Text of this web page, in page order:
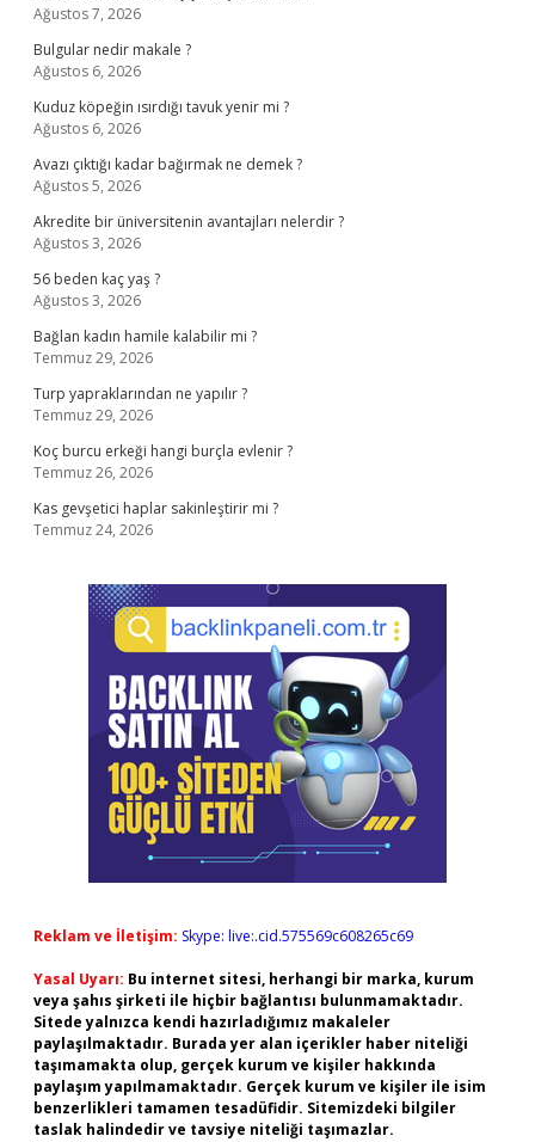
Ağustos 7, 2026
Bulgular nedir makale ?
Ağustos 6, 2026
Kuduz köpeğin ısırdığı tavuk yenir mi ?
Ağustos 6, 2026
Avazı çıktığı kadar bağırmak ne demek ?
Ağustos 5, 2026
Akredite bir üniversitenin avantajları nelerdir ?
Ağustos 3, 2026
56 beden kaç yaş ?
Ağustos 3, 2026
Bağlan kadın hamile kalabilir mi ?
Temmuz 29, 2026
Turp yapraklarından ne yapılır ?
Temmuz 29, 2026
Koç burcu erkeği hangi burçla evlenir ?
Temmuz 26, 2026
Kas gevşetici haplar sakinleştirir mi ?
Temmuz 24, 2026
Reklam ve İletişim: Skype: live:.cid.575569c608265c69
Yasal Uyarı: Bu internet sitesi, herhangi bir marka, kurum
veya şahıs şirketi ile hiçbir bağlantısı bulunmamaktadır.
Sitede yalnızca kendi hazırladığımız makaleler
paylaşılmaktadır. Burada yer alan içerikler haber niteliği
taşımamakta olup, gerçek kurum ve kişiler hakkında
paylaşım yapılmamaktadır. Gerçek kurum ve kişiler ile isim
benzerlikleri tamamen tesadüfidir. Sitemizdeki bilgiler
taslak halindedir ve tavsiye niteliği taşımazlar.